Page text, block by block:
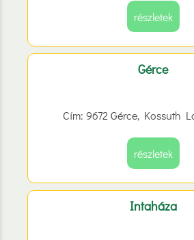
részletek
Gérce
Cím: 9672 Gérce, Kossuth
részletek
Intaháza